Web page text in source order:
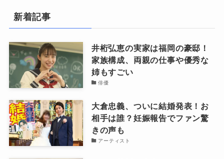
新着記事
井桁弘恵の実家は福岡の豪邸！
家族構成、両親の仕事や優秀な
姉もすごい
俳優
大倉忠義、ついに結婚発表！お
相手は誰？妊娠報告でファン驚
きの声も
アーティスト